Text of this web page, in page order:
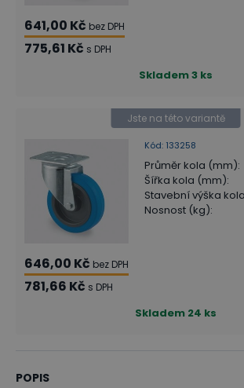
641,00 Kč bez DPH
775,61 Kč s DPH
Skladem3 ks
Kód: 133258
Jste na této variantě
Průměr kola (mm):
Šířka kola (mm):
Stavební výška
Nosnost (kg):
646,00 Kč bez DPH
781,66 Kč s DPH
Skladem 24 ks
POPIS